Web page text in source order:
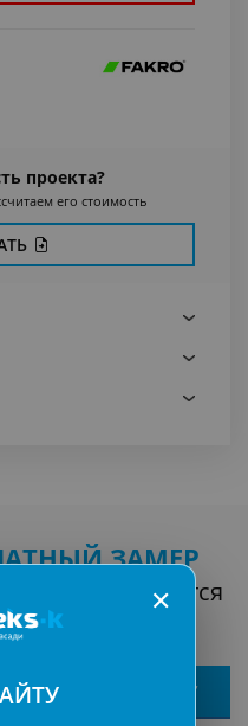
проекта?
его стоимость
ЗАМЕР
свяжется
✕